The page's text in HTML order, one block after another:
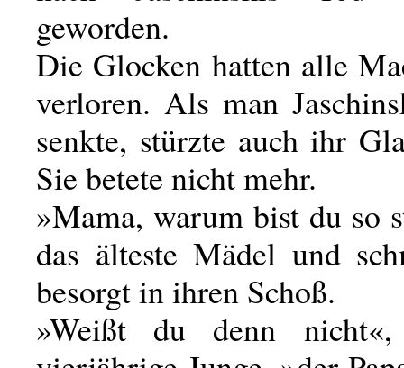
geworden.
Die Glocken hatten alle
verloren. Als man
senkte, stürzte auch ihr
Sie betete nicht mehr.
»Mama, warum bist du so
das älteste Mädel und
besorgt in ihren Schoß.
»Weißt du denn